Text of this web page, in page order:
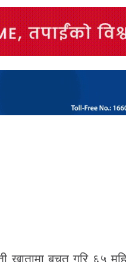
खातामा बचत गरि ६५